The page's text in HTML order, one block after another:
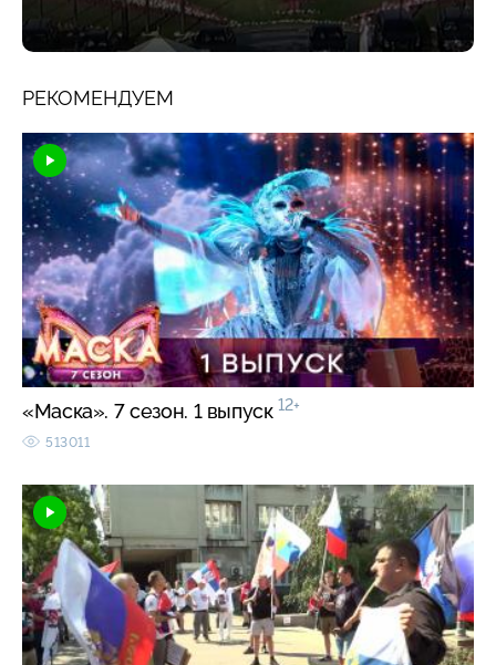
РЕКОМЕНДУЕМ
«Маска». 7 сезон. 1 выпуск 12+
513011